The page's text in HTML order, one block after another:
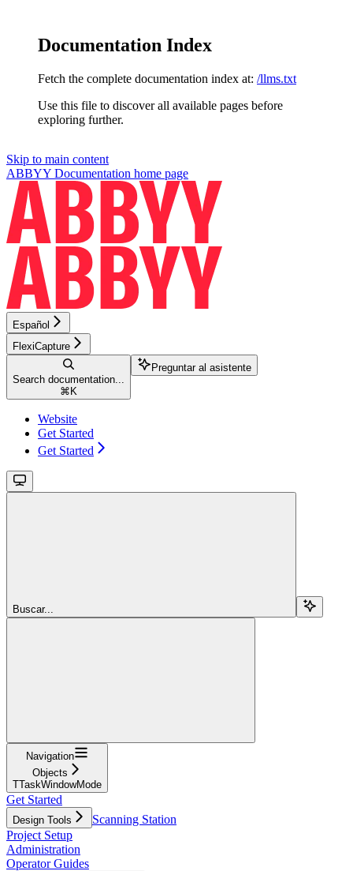
Documentation Index
Fetch the complete documentation index at: /llms.txt
Use this file to discover all available pages before
exploring further.
Skip to main content
ABBYY Documentation home page
Español
FlexiCapture
Search documentation...
⌘ K
Preguntar al asistente
Website
Get Started
Get Started
Buscar...
Navigation
Objects
TTaskWindowMode
Get Started
Design Tools
Scanning Station
Project Setup
Administration
Operator Guides